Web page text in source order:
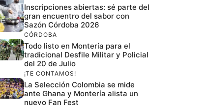
Inscripciones abiertas: sé parte del
gran encuentro del sabor con
Sazón Córdoba 2026
CÓRDOBA
Todo listo en Montería para el
tradicional Desfile Militar y Policial
del 20 de Julio
¡TE CONTAMOS!
La Selección Colombia se mide
ante Ghana y Montería alista un
nuevo Fan Fest